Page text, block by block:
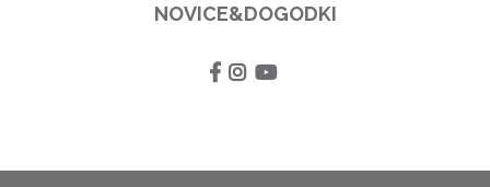
NOVICE&DOGODKI